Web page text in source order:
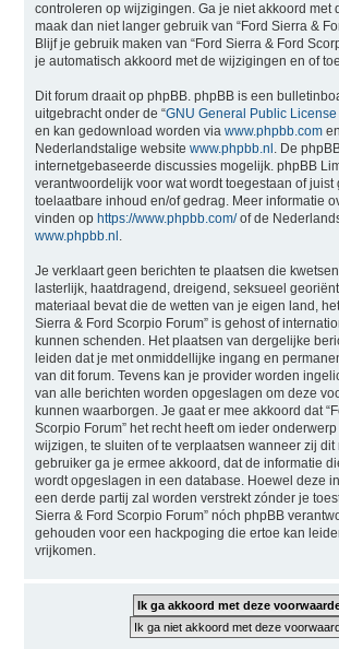
controleren op wijzigingen. Ga je niet akkoord met
maak dan niet langer gebruik van “Ford Sierra &
Blijf je gebruik maken van “Ford Sierra & Ford
je automatisch akkoord met de wijzigingen en of
Dit forum draait op phpBB. phpBB is een
uitgebracht onder de “GNU General Public License
en kan gedownload worden via www.phpbb.com
Nederlandstalige website www.phpbb.nl . De
internetgebaseerde discussies mogelijk. phpBB
verantwoordelijk voor wat wordt toegestaan of juist
toelaatbare inhoud en/of gedrag. Meer informatie
vinden op https://www.phpbb.com/of de
www.phpbb.nl .
Je verklaart geen berichten te plaatsen die
lasterlijk, haatdragend, dreigend, seksueel
materiaal bevat die de wetten van je eigen land,
Sierra & Ford Scorpio Forum” is gehost of
kunnen schenden. Het plaatsen van dergelijke
leiden dat je met onmiddellijke ingang en
van dit forum. Tevens kan je provider worden
van alle berichten worden opgeslagen om deze
kunnen waarborgen. Je gaat er mee akkoord dat
Scorpio Forum” het recht heeft om ieder
wijzigen, te sluiten of te verplaatsen wanneer zij dit
gebruiker ga je ermee akkoord, dat de informatie
wordt opgeslagen in een database. Hoewel deze
een derde partij zal worden verstrekt zónder je
Sierra & Ford Scorpio Forum” nóch phpBB
gehouden voor een hackpoging die ertoe kan
vrijkomen.